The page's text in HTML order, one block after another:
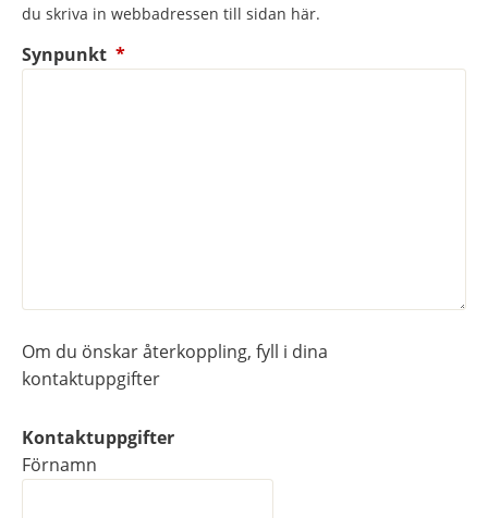
du skriva in webbadressen till sidan här.
Synpunkt *(obligatorisk)
Om du önskar återkoppling, fyll i dina
kontaktuppgifter
Kontaktuppgifter
Kontaktuppgifter
Förnamn